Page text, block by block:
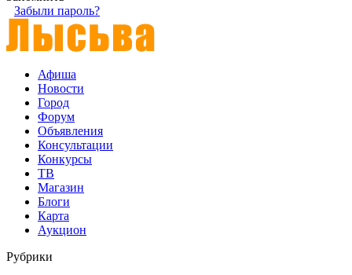
Забыли пароль?
Афиша
Новости
Город
Форум
Объявления
Консультации
Конкурсы
ТВ
Магазин
Блоги
Карта
Аукцион
Рубрики